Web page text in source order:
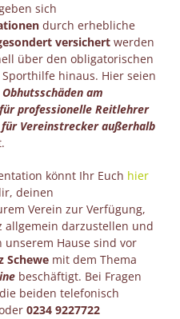
sich
durch erhebliche
versichert werden
über den obligatorischen
hinaus. Hier seien
Obhutsschäden am
professionelle Reitlehrer
Vereinstrecker außerhalb
könnt Ihr Euch hier
deinen
Verein zur Verfügung,
allgemein darzustellen und
Hause sind vor
Schewe mit dem Thema
beschäftigt. Bei Fragen
beiden telefonisch
0234 9227722